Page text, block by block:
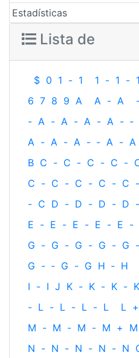
Estadísticas
Lista de
$ 0 1 - 1 1 - 1 - 1
6 7 8 9 A A - A
- A - A - A - A - ‐
A - A - A - ‐ A - A
B C - C - C - C -
C - C - C - C - C -
- C D - D - D - D -
E - E - E - E - E -
G - G - G - G - G -
G - ‐ G - G H ‐ H
I - I J K - K - K - K
- L - L - L - L L +
M - M - M - M + M
N - N - N - N - N